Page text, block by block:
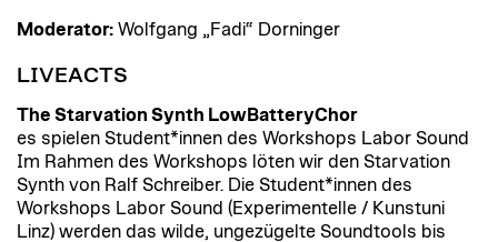
Moderator: Wolfgang „Fadi“ Dorninger
LIVEACTS
The Starvation Synth LowBatteryChor
es spielen Student*innen des Workshops Labor Sound
Im Rahmen des Workshops löten wir den Starvation
Synth von Ralf Schreiber. Die Student*innen des
Workshops Labor Sound (Experimentelle / Kunstuni
Linz) werden das wilde, ungezügelte Soundtools bis